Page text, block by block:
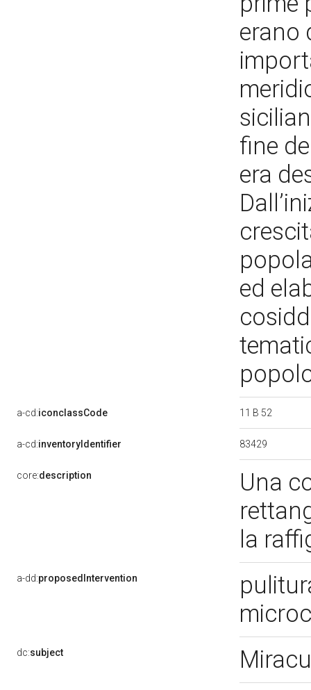
erano
fine
era
ed
a-cd:iconclassCode 11 B 52
a-cd:inventoryIdentifier 83429
core:description
Una
la
a-dd:proposedIntervention
dc:subject